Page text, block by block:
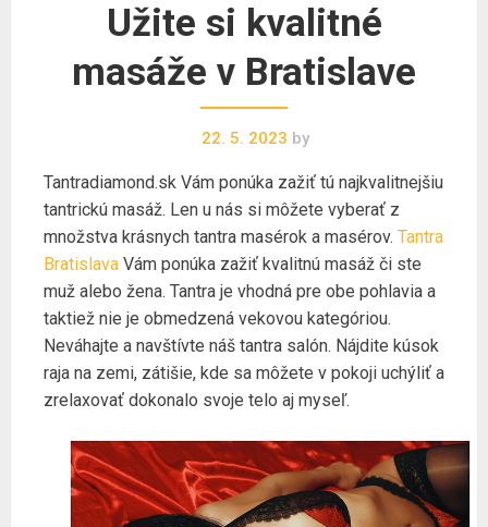
Užite si kvalitné
masáže v Bratislave
22. 5. 2023 by
Tantradiamond.sk Vám ponúka zažiť tú najkvalitnejšiu
tantrickú masáž. Len u nás si môžete vyberať z
množstva krásnych tantra masérok a masérov. Tantra
Bratislava Vám ponúka zažiť kvalitnú masáž či ste
muž alebo žena. Tantra je vhodná pre obe pohlavia a
taktiež nie je obmedzená vekovou kategóriou.
Neváhajte a navštívte náš tantra salón. Nájdite kúsok
raja na zemi, zátišie, kde sa môžete v pokoji uchýliť a
zrelaxovať dokonalo svoje telo aj myseľ.